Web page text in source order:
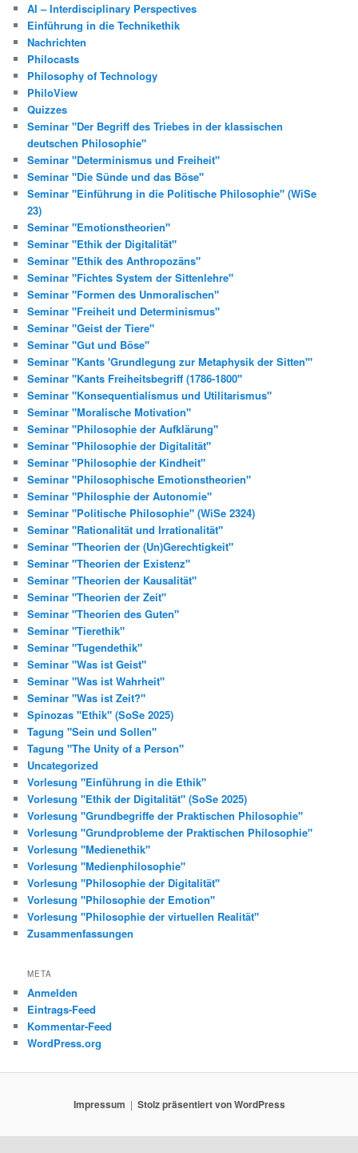
AI – Interdisciplinary Perspectives
Einführung in die Technikethik
Nachrichten
Philocasts
Philosophy of Technology
PhiloView
Quizzes
Seminar "Der Begriff des Triebes in der klassischen
deutschen Philosophie"
Seminar "Determinismus und Freiheit"
Seminar "Die Sünde und das Böse"
Seminar "Einführung in die Politische Philosophie" (WiSe
23)
Seminar "Emotionstheorien"
Seminar "Ethik der Digitalität"
Seminar "Ethik des Anthropozäns"
Seminar "Fichtes System der Sittenlehre"
Seminar "Formen des Unmoralischen"
Seminar "Freiheit und Determinismus"
Seminar "Geist der Tiere"
Seminar "Gut und Böse"
Seminar "Kants 'Grundlegung zur Metaphysik der Sitten'"
Seminar "Kants Freiheitsbegriff (1786-1800"
Seminar "Konsequentialismus und Utilitarismus"
Seminar "Moralische Motivation"
Seminar "Philosophie der Aufklärung"
Seminar "Philosophie der Digitalität"
Seminar "Philosophie der Kindheit"
Seminar "Philosophische Emotionstheorien"
Seminar "Philosphie der Autonomie"
Seminar "Politische Philosophie" (WiSe 2324)
Seminar "Rationalität und Irrationalität"
Seminar "Theorien der (Un)Gerechtigkeit"
Seminar "Theorien der Existenz"
Seminar "Theorien der Kausalität"
Seminar "Theorien der Zeit"
Seminar "Theorien des Guten"
Seminar "Tierethik"
Seminar "Tugendethik"
Seminar "Was ist Geist"
Seminar "Was ist Wahrheit"
Seminar "Was ist Zeit?"
Spinozas "Ethik" (SoSe 2025)
Tagung "Sein und Sollen"
Tagung "The Unity of a Person"
Uncategorized
Vorlesung "Einführung in die Ethik"
Vorlesung "Ethik der Digitalität" (SoSe 2025)
Vorlesung "Grundbegriffe der Praktischen Philosophie"
Vorlesung "Grundprobleme der Praktischen Philosophie"
Vorlesung "Medienethik"
Vorlesung "Medienphilosophie"
Vorlesung "Philosophie der Digitalität"
Vorlesung "Philosophie der Emotion"
Vorlesung "Philosophie der virtuellen Realität"
Zusammenfassungen
META
Anmelden
Eintrags-Feed
Kommentar-Feed
WordPress.org
Impressum Stolz präsentiert von WordPress